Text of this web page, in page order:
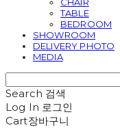
TABLE
BEDROOM
SHOWROOM
DELIVERY PHOTO
MEDIA
Search 검색
Log In 로그인
Cart장바구니